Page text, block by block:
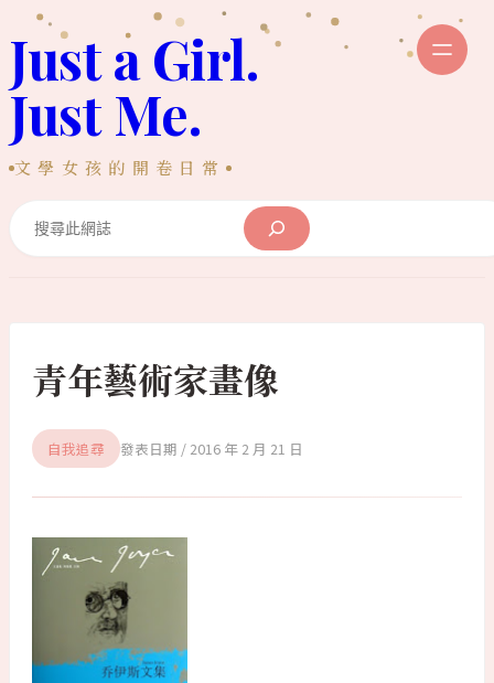
至
主
內
容
Just a Girl.
Just Me.
文學女孩的開卷日常
青年藝術家畫像
自我追尋 2016 年 2 月 21 日